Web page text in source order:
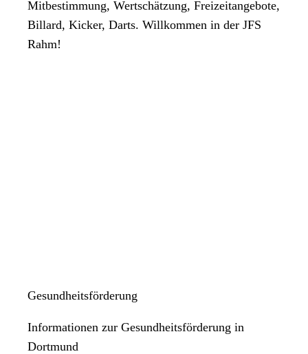
Mitbestimmung, Wertschätzung, Freizeitangebote,
Billard, Kicker, Darts. Willkommen in der JFS
Rahm!
Gesundheitsförderung
Informationen zur Gesundheitsförderung in
Dortmund